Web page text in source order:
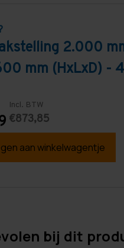
2.000
mm (HxLxD) -
Incl. BTW
€873,85
aan winkelwagentje
bij dit